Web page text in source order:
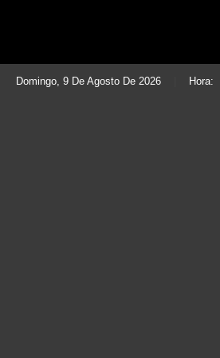
Domingo, 9 De Agosto De 2026 Hora: